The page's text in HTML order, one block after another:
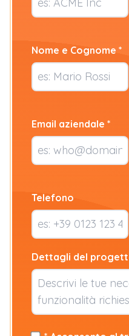
Nome e Cognome *
Email aziendale *
Telefono
Dettagli del